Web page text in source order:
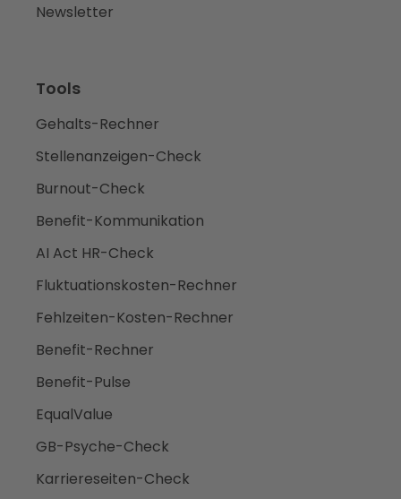
Newsletter
Tools
Gehalts-Rechner
Stellenanzeigen-Check
Burnout-Check
Benefit-Kommunikation
AI Act HR-Check
Fluktuationskosten-Rechner
Fehlzeiten-Kosten-Rechner
Benefit-Rechner
Benefit-Pulse
EqualValue
GB-Psyche-Check
Karriereseiten-Check